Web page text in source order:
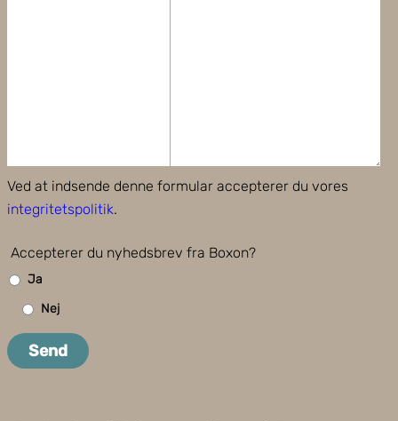
Ved at indsende denne formular accepterer du vores
integritetspolitik.
Accepterer du nyhedsbrev fra Boxon?
Ja
Nej
Send